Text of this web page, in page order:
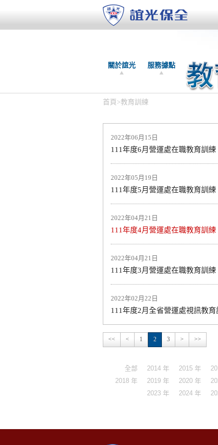
關於誼光 服務據點
首頁 >教育訓練
2022年06月15日
111年度6月營運處在職教育訓練
2022年05月19日
111年度5月營運處在職教育訓練
2022年04月21日
111年度4月營運處在職教育訓練
2022年04月21日
111年度3月營運處在職教育訓練
2022年02月22日
111年度2月全省營運處視訊教育
<< < 1 2 3 > >>
全部 2014 年 2015 年
2018 年
2019 年 2020 年
2023 年
2024 年